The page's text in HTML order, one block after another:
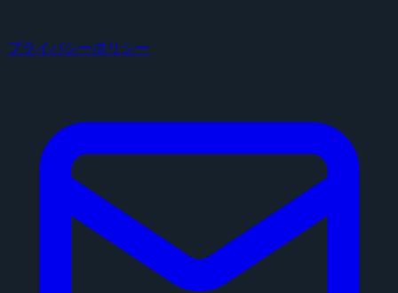
プライバシーポリシー